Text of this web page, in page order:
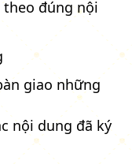
đúng nội
giao những
nội dung đã ký